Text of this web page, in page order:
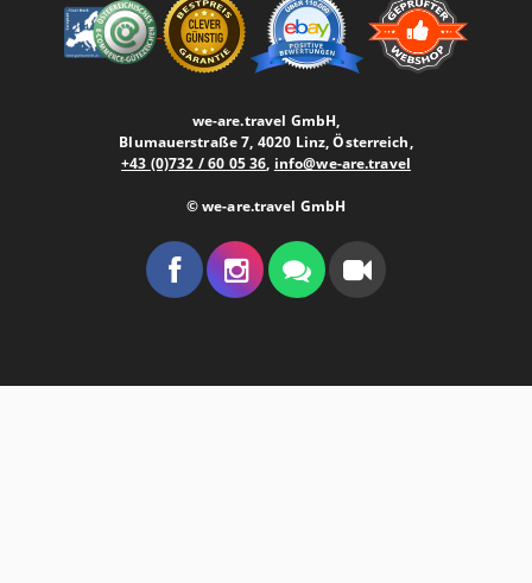
we-are.travel GmbH,
Blumauerstraße 7, 4020 Linz, Österreich,
+43 (0)732 / 60 05 36, info@we-are.travel
© we-are.travel GmbH